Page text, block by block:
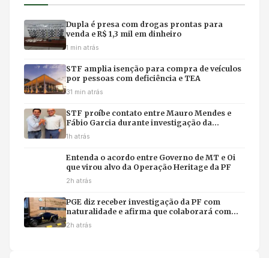
Dupla é presa com drogas prontas para
venda e R$ 1,3 mil em dinheiro
1 min atrás
STF amplia isenção para compra de veículos
por pessoas com deficiência e TEA
31 min atrás
STF proíbe contato entre Mauro Mendes e
Fábio Garcia durante investigação da
Operação Heritage
1h atrás
Entenda o acordo entre Governo de MT e Oi
que virou alvo da Operação Heritage da PF
2h atrás
PGE diz receber investigação da PF com
naturalidade e afirma que colaborará com
apuração
2h atrás